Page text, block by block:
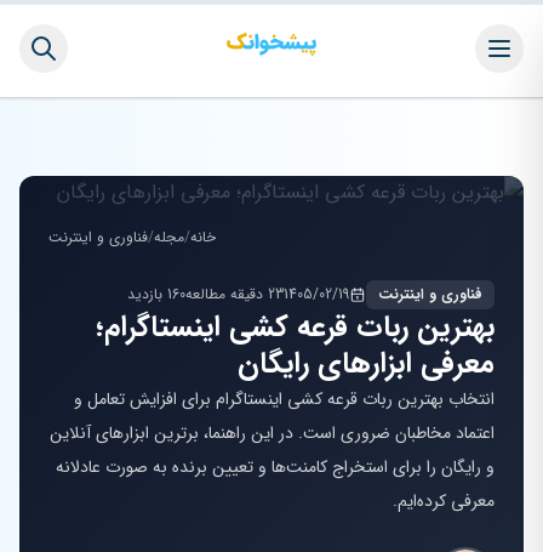
خانه/مجله/فناوری و اینترنت
فناوری و اینترنت 1405/02/1923 دقیقه مطالعه 160 بازدید
بهترین ربات قرعه کشی اینستاگرام؛
معرفی ابزارهای رایگان
انتخاب بهترین ربات قرعه کشی اینستاگرام برای افزایش تعامل و
اعتماد مخاطبان ضروری است. در این راهنما، برترین ابزارهای آنلاین
و رایگان را برای استخراج کامنت‌ها و تعیین برنده به صورت عادلانه
معرفی کرده‌ایم.